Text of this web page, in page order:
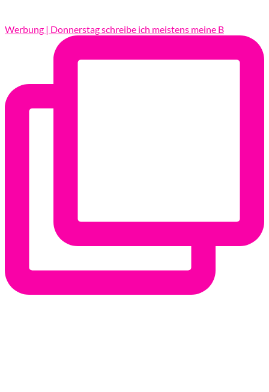
Werbung | Donnerstag schreibe ich meistens meine B